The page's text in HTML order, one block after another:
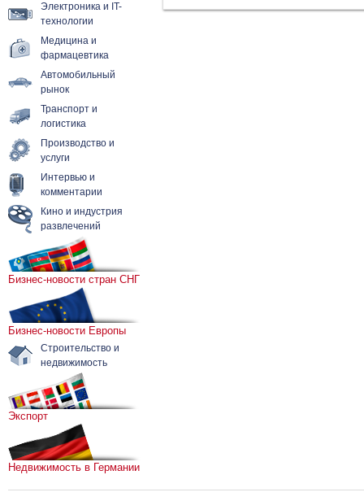
Электроника и IT-
технологии
Медицина и
фармацевтика
Автомобильный
рынок
Транспорт и
логистика
Производство и
услуги
Интервью и
комментарии
Кино и индустрия
развлечений
Бизнес-новости стран СНГ
Бизнес-новости Европы
Строительство и
недвижимость
Экспорт
Недвижимость в Германии